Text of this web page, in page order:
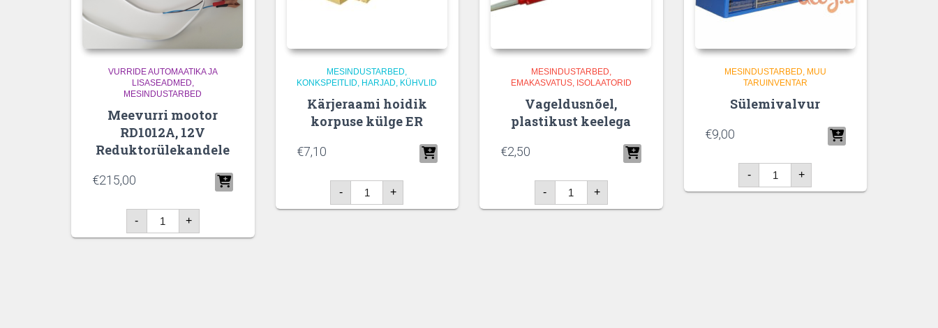
VURRIDE AUTOMAATIKA JA
LISASEADMED
MESINDUSTARBED
Meevurri mootor
RD1012A, 12V
Reduktorülekandele
€215,00
-
Meevurri
mootor
RD1012A,
12V
+
MESINDUSTARBED
KONKSPEITLID, HARJAD, KÜHVLID
Kärjeraami hoidik
korpuse külge ER
€7,10
-
Kärjeraami
hoidik
korpuse
külge
+
MESINDUSTARBED
EMAKASVATUS, ISOLAATORID
Vageldusnõel,
plastikust keelega
€2,50
-
Vageldusnõel,
plastikust
keelega
kogus
+
MESINDUSTARBED MUU
TARUINVENTAR
Sülemivalvur
€9,00
-
Sülemivalvur
kogus
+